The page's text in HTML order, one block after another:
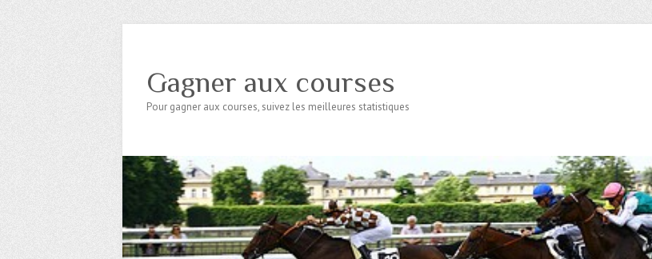
Gagner aux courses
Pour gagner aux courses, suivez les meilleures statistiques